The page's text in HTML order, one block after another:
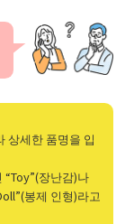
상세한 품명을 입
장난감)나
봉제 인형)라고